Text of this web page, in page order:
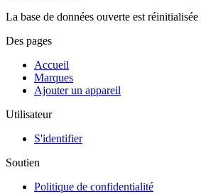
La base de données ouverte est
Des pages
Accueil
Marques
Ajouter un appareil
Utilisateur
S'identifier
Soutien
Politique de confidentialité